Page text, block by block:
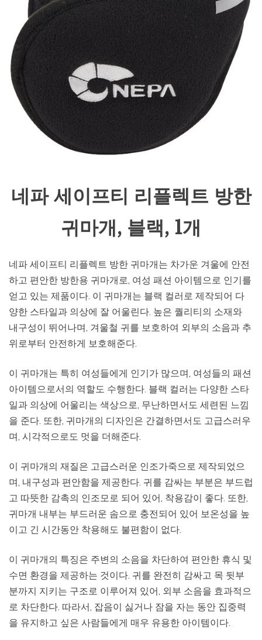
네파 세이프티 리플렉트 방한
귀마개, 블랙, 1개
네파 세이프티 리플렉트 방한 귀마개는 차가운 겨울에 안전
하고 편안한 방한용 귀마개로, 여성 패션 아이템으로 인기를
얻고 있는 제품이다. 이 귀마개는 블랙 컬러로 제작되어 다
양한 스타일과 의상에 잘 어울린다. 높은 퀄리티의 소재와
내구성이 뛰어나며, 겨울철 귀를 보호하여 외부의 소음과 추
위로부터 안전하게 보호해준다.
이 귀마개는 특히 여성들에게 인기가 많으며, 여성들의 패션
아이템으로서의 역할도 수행한다. 블랙 컬러는 다양한 스타
일과 의상에 어울리는 색상으로, 무난하면서도 세련된 느낌
을 준다. 또한, 귀마개의 디자인은 간결하면서도 고급스러우
며, 시각적으로도 멋을 더해준다.
이 귀마개의 재질은 고급스러운 인조가죽으로 제작되었으
며, 내구성과 편안함을 제공한다. 귀를 감싸는 부분은 부드럽
고 따뜻한 감촉의 인조모로 되어 있어, 착용감이 좋다. 또한,
귀마개 내부는 부드러운 솜으로 충전되어 있어 보온성을 높
이고 긴 시간동안 착용해도 불편함이 없다.
이 귀마개의 특징은 주변의 소음을 차단하여 편안한 휴식 및
수면 환경을 제공하는 것이다. 귀를 완전히 감싸고 목 뒷부
분까지 지키는 구조로 이루어져 있어, 외부 소음을 효과적으
로 차단한다. 따라서, 잡음이 싫거나 잠을 자는 동안 집중력
을 유지하고 싶은 사람들에게 매우 유용한 아이템이다.